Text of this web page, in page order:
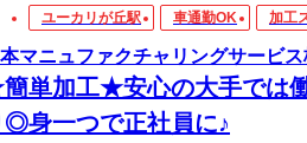
ユーカリが丘駅 車通勤OK 加工
本マニュファクチャリングサービ
単加工★安心の大手では
◎身一つで正社員に♪